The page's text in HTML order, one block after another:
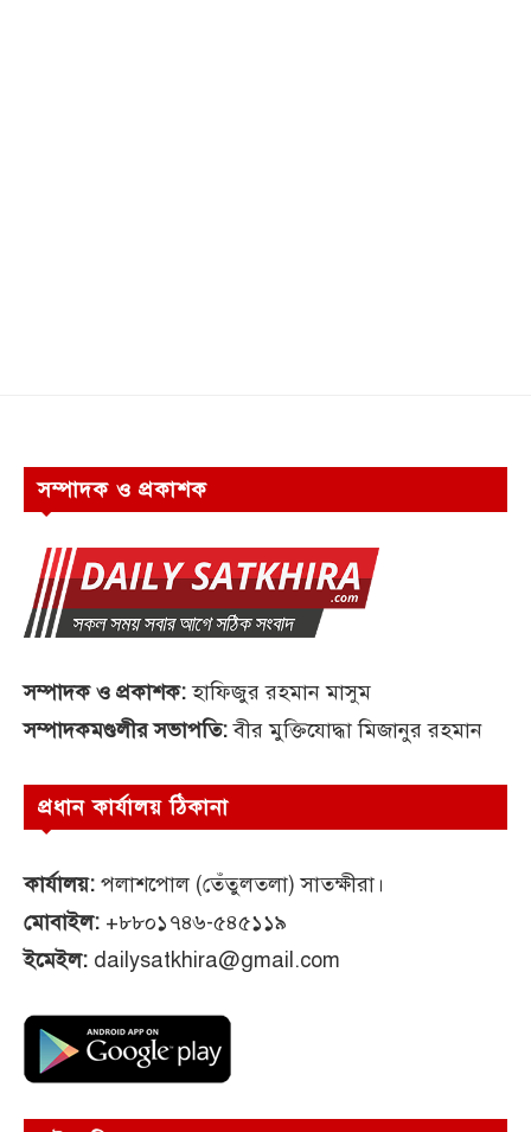
সম্পাদক ও প্রকাশক
সম্পাদক ও প্রকাশক:হাফিজুর রহমান মাসুম
সম্পাদকমণ্ডলীর সভাপতি:বীর মুক্তিযোদ্ধা মিজানুর রহমান
প্রধান কার্যালয় ঠিকানা
কার্যালয়: পলাশপোল (তেঁতুলতলা) সাতক্ষীরা।
মোবাইল: +৮৮০১৭৪৬-৫৪৫১১৯
ইমেইল: dailysatkhira@gmail.com